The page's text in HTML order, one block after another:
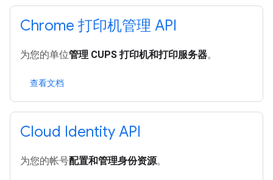
Chrome 打印机管理 API
为您的单位管理 CUPS 打印机和打印服务器。
查看文档
Cloud Identity API
为您的帐号配置和管理身份资源。